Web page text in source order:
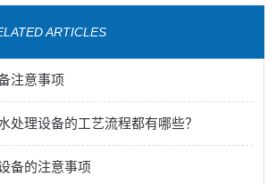
ARTICLES
注意事项
处理设备的工艺流程都有哪些？
备的注意事项